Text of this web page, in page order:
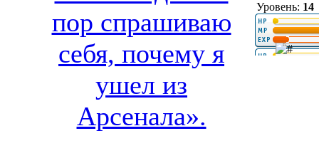
пор спрашиваю
себя, почему я
ушел из
Арсенала».
Уровень: 14